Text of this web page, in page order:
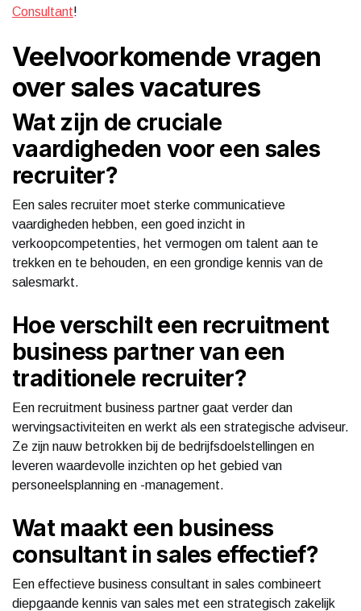
Consultant!
Veelvoorkomende vragen
over sales vacatures
Wat zijn de cruciale
vaardigheden voor een sales
recruiter?
Een sales recruiter moet sterke communicatieve
vaardigheden hebben, een goed inzicht in
verkoopcompetenties, het vermogen om talent aan te
trekken en te behouden, en een grondige kennis van de
salesmarkt.
Hoe verschilt een recruitment
business partner van een
traditionele recruiter?
Een recruitment business partner gaat verder dan
wervingsactiviteiten en werkt als een strategische adviseur.
Ze zijn nauw betrokken bij de bedrijfsdoelstellingen en
leveren waardevolle inzichten op het gebied van
personeelsplanning en -management.
Wat maakt een business
consultant in sales effectief?
Een effectieve business consultant in sales combineert
diepgaande kennis van sales met een strategisch zakelijk